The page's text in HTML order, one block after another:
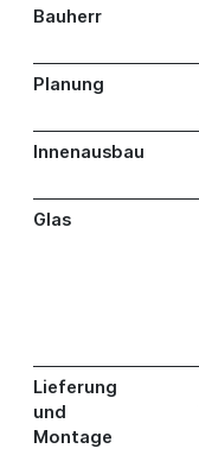
Bauherr
Planung
Innenausbau
Glas
Lieferung
und
Montage